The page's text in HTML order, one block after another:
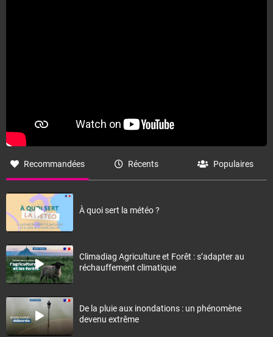
Recommandées Récents Populaires
À quoi sert la météo ?
Climadiag Agriculture et Forêt : s’adapter au
réchauffement climatique
De la pluie aux inondations : un phénomène
devenu extrême